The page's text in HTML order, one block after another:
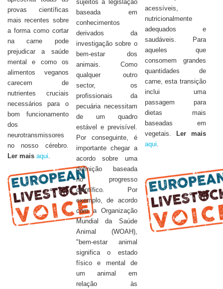
provas científicas
mais recentes sobre
a forma como cortar
na carne pode
prejudicar a saúde
mental e como os
alimentos veganos
carecem de
nutrientes cruciais
necessários para o
bom funcionamento
dos
neurotransmissores
no nosso cérebro.
Ler mais aqui.
sujeitos a legislação
baseada em
conhecimentos
derivados da
investigação sobre o
bem-estar dos
animais. Como
qualquer outro
sector, os
profissionais da
pecuária necessitam
de um quadro
estável e previsível.
Por conseguinte, é
importante chegar a
acordo sobre uma
definição baseada
no progresso
científico. Por
exemplo, de acordo
com a Organização
Mundial da Saúde
Animal (WOAH),
"bem-estar animal
significa o estado
físico e mental de
um animal em
relação às
acessíveis,
nutricionalmente
adequados e
saudáveis. Para
aqueles que
consomem grandes
quantidades de
carne, esta transição
inclui uma
passagem para
dietas mais
baseadas em
vegetais.
Ler mais
aqui.